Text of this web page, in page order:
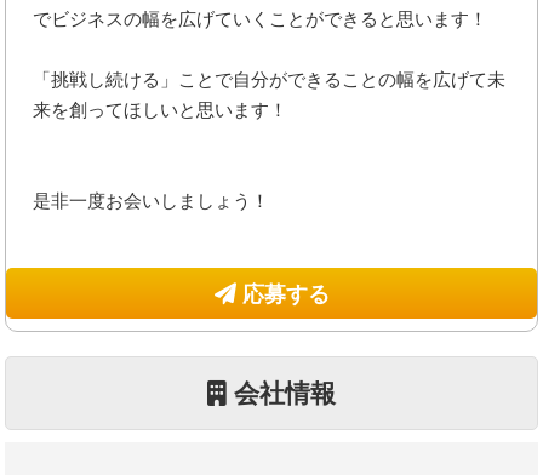
でビジネスの幅を広げていくことができると思います！
「挑戦し続ける」ことで自分ができることの幅を広げて未
来を創ってほしいと思います！
是非一度お会いしましょう！
応募する
会社情報